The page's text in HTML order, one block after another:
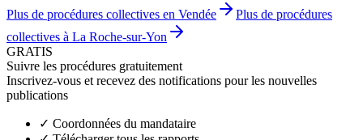
Plus de procédures collectives en Vendée
Plus de procédures
collectives à La Roche-sur-Yon
GRATIS
Suivre les procédures gratuitement
Inscrivez-vous et recevez des notifications pour les nouvelles
publications
✓ Coordonnées du mandataire